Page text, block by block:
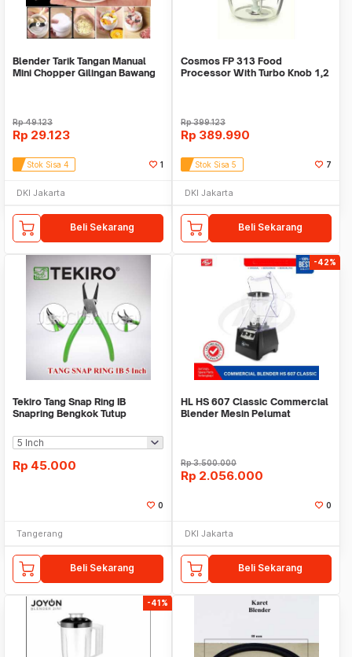
Blender Tarik Tangan Manual
Mini Chopper Gilingan Bawang
Rp49.123
Rp 29.123
Stok Sisa 4 1
DKI Jakarta
Beli Sekarang
Cosmos FP 313 Food
Processor With Turbo Knob 1,2
Rp399.123
Rp 389.990
Stok Sisa 5 7
DKI Jakarta
Beli Sekarang
Tekiro Tang Snap Ring IB
Snapring Bengkok Tutup
Rp 45.000
0
Tangerang
Beli Sekarang
-42%
HL HS 607 Classic Commercial
Blender Mesin Pelumat
Rp3.500.000
Rp 2.056.000
0
DKI Jakarta
Beli Sekarang
-41%